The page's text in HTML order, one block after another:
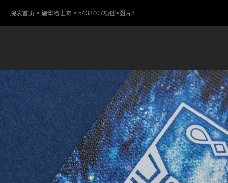
腕表首页 > 施华洛世奇 > 5438407项链>图片8